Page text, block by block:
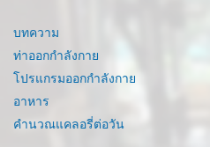
บทความ
ท่าออกกำลังกาย
โปรแกรมออกกำลังกาย
อาหาร
คำนวณแคลอรี่ต่อวัน